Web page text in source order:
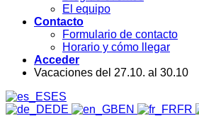
El equipo
Contacto
Formulario de contacto
Horario y cómo llegar
Acceder
Vacaciones del 27.10. al 30.10
ES
DE
EN FR